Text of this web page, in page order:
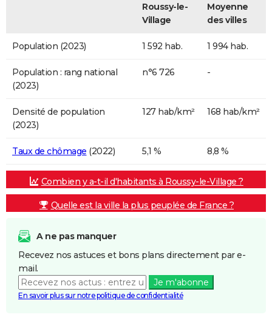
Roussy-le-
Village
Moyenne
des villes
Population (2023) 1 592 hab. 1 994 hab.
Population : rang national
(2023)
n°6 726 -
Densité de population
(2023)
127 hab/km² 168 hab/km²
Taux de chômage (2022) 5,1 % 8,8 %
Combien y a-t-il d'habitants à Roussy-le-Village ?
Quelle est la ville la plus peuplée de France ?
A ne pas manquer
Recevez nos astuces et bons plans directement par e-
mail.
Je m'abonne
En savoir plus sur notre politique de confidentialité